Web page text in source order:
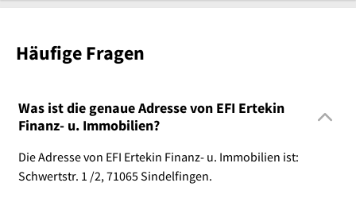
Häufige Fragen
Was ist die genaue Adresse von EFI Ertekin
Finanz- u. Immobilien?
Die Adresse von EFI Ertekin Finanz- u. Immobilien ist:
Schwertstr. 1 /2, 71065 Sindelfingen.